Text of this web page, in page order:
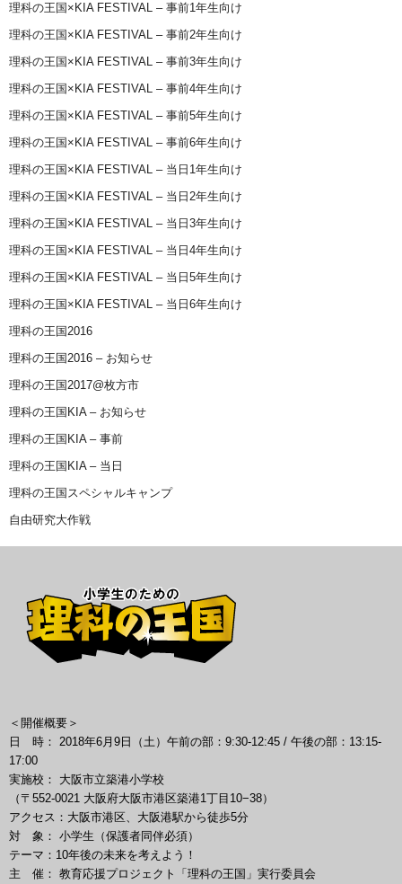
理科の王国×KIA FESTIVAL – 事前1年生向け
理科の王国×KIA FESTIVAL – 事前2年生向け
理科の王国×KIA FESTIVAL – 事前3年生向け
理科の王国×KIA FESTIVAL – 事前4年生向け
理科の王国×KIA FESTIVAL – 事前5年生向け
理科の王国×KIA FESTIVAL – 事前6年生向け
理科の王国×KIA FESTIVAL – 当日1年生向け
理科の王国×KIA FESTIVAL – 当日2年生向け
理科の王国×KIA FESTIVAL – 当日3年生向け
理科の王国×KIA FESTIVAL – 当日4年生向け
理科の王国×KIA FESTIVAL – 当日5年生向け
理科の王国×KIA FESTIVAL – 当日6年生向け
理科の王国2016
理科の王国2016 – お知らせ
理科の王国2017@枚方市
理科の王国KIA – お知らせ
理科の王国KIA – 事前
理科の王国KIA – 当日
理科の王国スペシャルキャンプ
自由研究大作戦
＜開催概要＞
日 時： 2018年6月9日（土）午前の部：9:30-12:45 / 午後の部：13:15-
17:00
実施校： 大阪市立築港小学校
（〒552-0021 大阪府大阪市港区築港1丁目10−38）
アクセス：大阪市港区、大阪港駅から徒歩5分
対 象： 小学生（保護者同伴必須）
テーマ：10年後の未来を考えよう！
主 催： 教育応援プロジェクト「理科の王国」実行委員会